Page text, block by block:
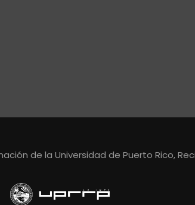
de la Universidad de Puerto Rico,